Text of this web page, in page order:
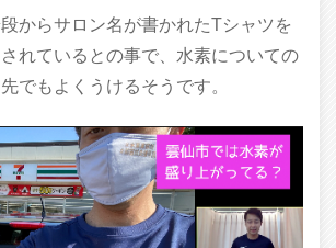
からサロン名が書かれたTシャツを
れているとの事で、水素についての
でもよくうけるそうです。